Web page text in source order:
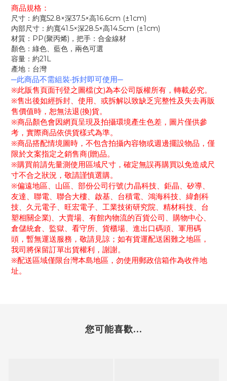
商品規格：
尺寸：約寬52.8×深37.5×高16.6cm (±1cm)
內部尺寸：約寬41.5×深28.5×高14.5cm (±1cm)
材質： PP(聚丙烯) ，把手：合金線材
顏色：綠色、藍色，兩色可選
容量：約21L
產地：台灣
─此商品不需組裝‧拆封即可使用─
※此販售頁面刊登之圖檔(文)為本公司版權所有，轉載必究。
※售出後如經拆封、使用、或拆解以致缺乏完整性及失去再販
售價值時，恕無法退(換)貨。
※商品顏色會因網頁呈現及拍攝環境產生色差，圖片僅供參
考，實際商品依供貨樣式為準。
※商品搭配情境圖時，不包含拍攝內容物或週邊擺設物品，僅
限於文案指定之銷售商(贈)品。
※購買前請先量測使用區域尺寸，確定無誤再購買以免造成尺
寸不合之狀況，敬請謹慎選購。
※偏遠地區、山區、部份公司行號(力晶科技、鉅晶、矽導、
友達、聯電、聯合大樓、啟基、台積電、鴻海科技、緯創科
技、久元電子、旺宏電子、工業技術研究院、精材科技、台
塑相關企業)、大賣場、有館內物流的百貨公司、購物中心、
倉儲統倉、監獄、看守所、貨櫃場、進出口碼頭、軍用碼
頭，暫無運送服務，敬請見諒；如有貨運配送困難之地區，
我司將保留訂單出貨權利，謝謝。
※配送區域僅限台灣本島地區，勿使用郵政信箱作為收件地
址。
您可能喜歡...